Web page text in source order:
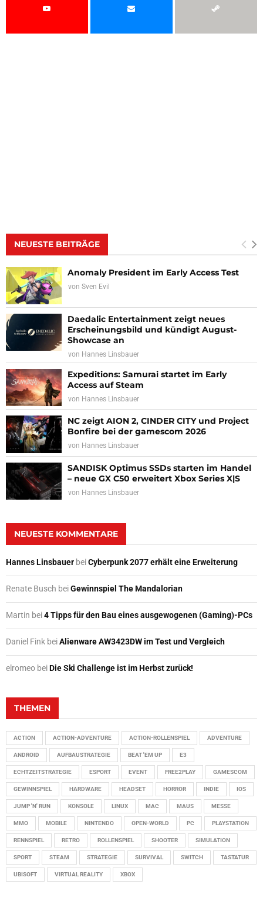
NEUESTE BEITRÄGE
Anomaly President im Early Access Test
von Sven Evil
Daedalic Entertainment zeigt neues
Erscheinungsbild und kündigt August-
Showcase an
von Hannes Linsbauer
Expeditions: Samurai startet im Early
Access auf Steam
von Hannes Linsbauer
NC zeigt AION 2, CINDER CITY und Project
Bonfire bei der gamescom 2026
von Hannes Linsbauer
SANDISK Optimus SSDs starten im Handel
– neue GX C50 erweitert Xbox Series X|S
von Hannes Linsbauer
NEUESTE KOMMENTARE
Hannes Linsbauer beiCyberpunk 2077 erhält eine Erweiterung
Renate Busch beiGewinnspiel The Mandalorian
Martin bei4 Tipps für den Bau eines ausgewogenen (Gaming)-PCs
Daniel Fink beiAlienware AW3423DW im Test und Vergleich
elromeo beiDie Ski Challenge ist im Herbst zurück!
THEMEN
ACTION ACTION-ADVENTURE ACTION-ROLLENSPIEL ADVENTURE
ANDROID AUFBAUSTRATEGIE BEAT 'EM UP E3
ECHTZEITSTRATEGIE ESPORT EVENT FREE2PLAY GAMESCOM
GEWINNSPIEL HARDWARE HEADSET HORROR INDIE IOS
JUMP 'N' RUN KONSOLE LINUX MAC MAUS MESSE
MMO MOBILE NINTENDO OPEN-WORLD PC PLAYSTATION
RENNSPIEL RETRO ROLLENSPIEL SHOOTER SIMULATION
SPORT STEAM STRATEGIE SURVIVAL SWITCH TASTATUR
UBISOFT VIRTUAL REALITY XBOX